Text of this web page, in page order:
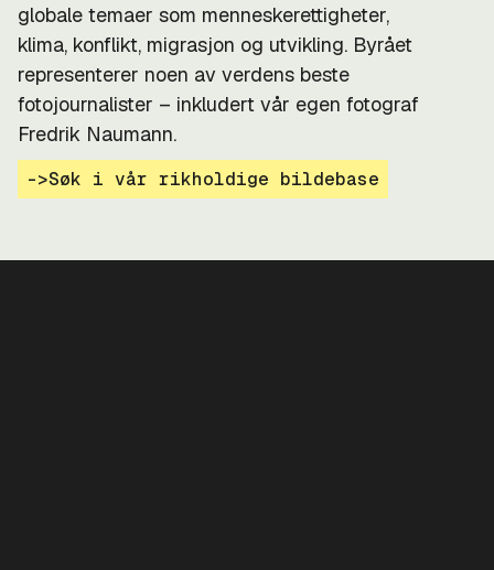
globale temaer som menneskerettigheter,
klima, konflikt, migrasjon og utvikling. Byrået
representerer noen av verdens beste
fotojournalister – inkludert vår egen fotograf
Fredrik Naumann.
->Søk i vår rikholdige bildebase